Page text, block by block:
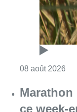
08 août 2026
ce week-